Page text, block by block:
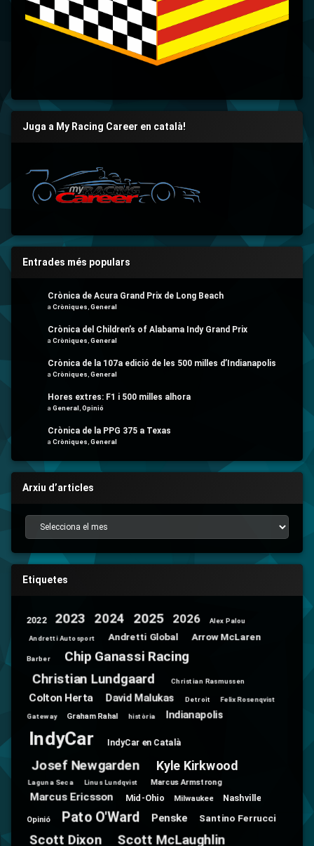
Juga a My Racing Career en català!
Entrades més populars
Crònica de Acura Grand Prix de Long Beach
a Cròniques General
Crònica del Children’s of Alabama Indy Grand Prix
a Cròniques General
Crònica de la 107a edició de les 500 milles d’Indianapolis
a Cròniques General
Hores extres: F1 i 500 milles alhora
a General Opinió
Crònica de la PPG 375 a Texas
a Cròniques General
Arxiu d’articles
Arxiu d’articles
Etiquetes
2022 2023 2024 2025 2026 Alex Palou
Andretti Autosport Andretti Global Arrow McLaren
Barber
Chip Ganassi Racing
Christian Lundgaard
Christian Rasmussen
Colton Herta David Malukas Detroit Felix Rosenqvist
Gateway Graham Rahal història Indianapolis
IndyCar IndyCar en Català
Josef Newgarden Kyle Kirkwood
Laguna Seca Linus Lundqvist Marcus Armstrong
Marcus Ericsson Mid-Ohio Milwaukee Nashville
Opinió Pato O'Ward Penske Santino Ferrucci
Scott Dixon Scott McLaughlin